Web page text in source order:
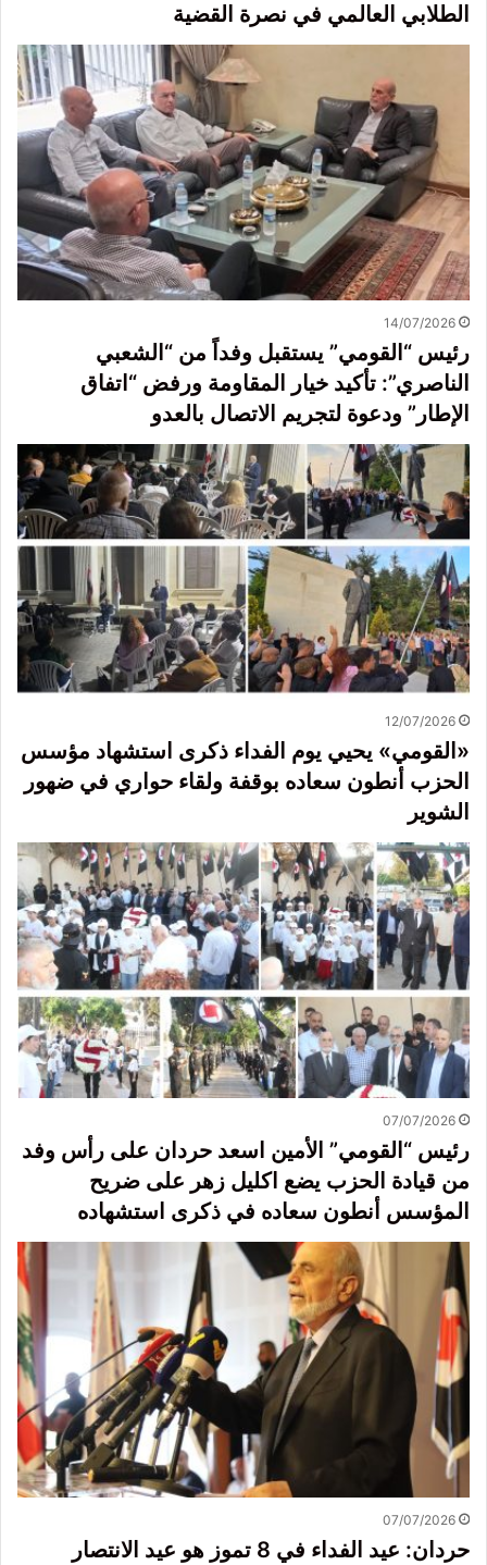
الطلابي العالمي في نصرة القضية
14/07/2026
رئيس “القومي” يستقبل وفداً من “الشعبي
الناصري”: تأكيد خيار المقاومة ورفض “اتفاق
الإطار” ودعوة لتجريم الاتصال بالعدو
12/07/2026
«القومي» يحيي يوم الفداء ذكرى استشهاد مؤسس
الحزب أنطون سعاده بوقفة ولقاء حواري في ضهور
الشوير
07/07/2026
رئيس “القومي” الأمين اسعد حردان على رأس وفد
من قيادة الحزب يضع اكليل زهر على ضريح
المؤسس أنطون سعاده في ذكرى استشهاده
07/07/2026
حردان: عيد الفداء في 8 تموز هو عيد الانتصار